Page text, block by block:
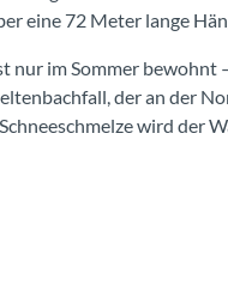
eine 72 Meter lange
nur im Sommer bewohnt
der an der
wird der